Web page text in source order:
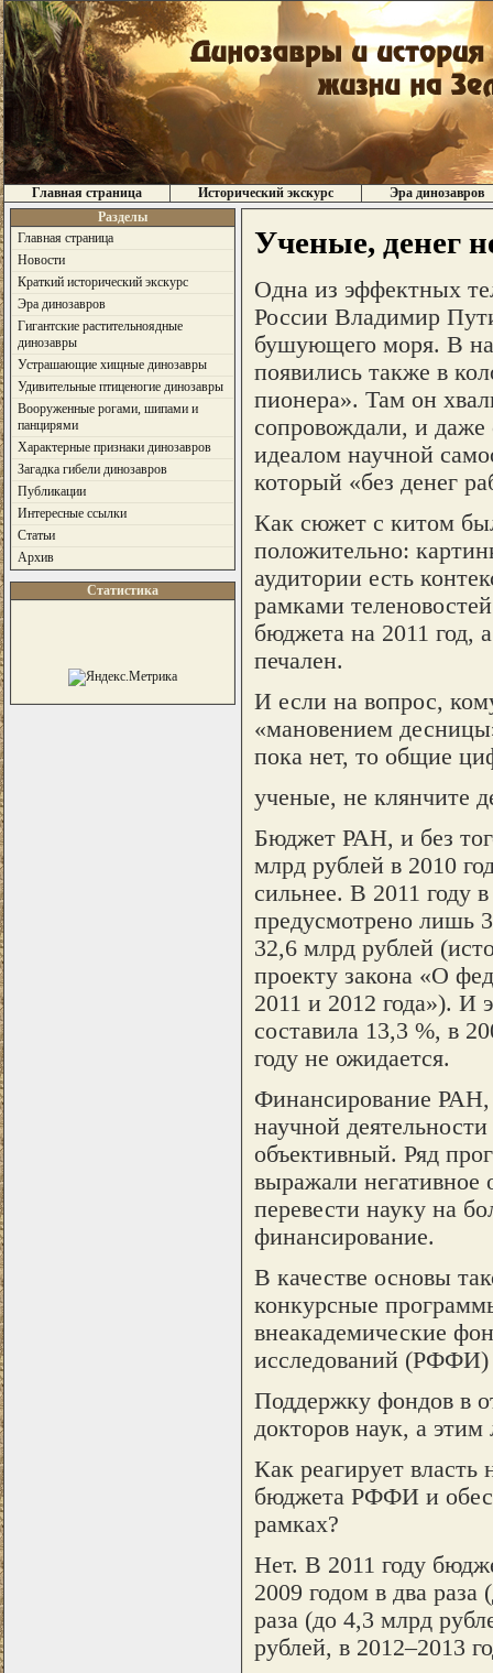
Главная страница Исторический экскурс
Эра динозавров
Разделы
Главная страница
Новости
Краткий исторический экскурс
Эра динозавров
Гигантские растительноядные
динозавры
Устрашающие хищные динозавры
Удивительные птиценогие динозавры
Вооруженные рогами, шипами и
панцирями
Характерные признаки динозавров
Загадка гибели динозавров
Публикации
Интересные ссылки
Статьи
Архив
Статистика
Ученые, денег
Одна из эффектных
России Владимир
бушующего моря. В
появились также в
пионера». Там он
сопровождали, и даже
идеалом научной
который «без денег
Как сюжет с китом
положительно:
аудитории есть
рамками
бюджета на 2011 год,
печален.
И если на вопрос,
«мановением
пока нет, то общие
ученые, не клянчите
Бюджет РАН, и без
млрд рублей в 2010
сильнее. В 2011 году
предусмотрено лишь
32,6 млрд рублей
проекту закона «О
2011 и 2012 года»). И
составила 13,3 %, в
году не ожидается.
Финансирование РАН,
научной
объективный. Ряд
выражали негативное
перевести науку на
финансирование.
В качестве основы
конкурсные
внеакадемические
исследований
Поддержку фондов в
докторов наук, а
Как реагирует власть
бюджета РФФИ и
рамках?
Нет. В 2011 году
2009 годом в два
раза (до 4,3 млрд
рублей, в 2012–2013